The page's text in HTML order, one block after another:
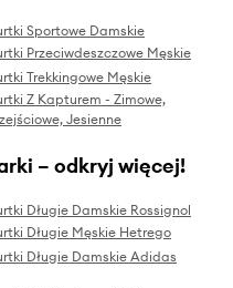
Sportowe Damskie
Przeciwdeszczowe Męskie
Trekkingowe Męskie
Z Kapturem - Zimowe,
Jesienne
– odkryj więcej!
Długie Damskie Rossignol
Długie Męskie Hetrego
Długie Damskie Adidas